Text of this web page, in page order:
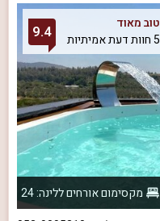
טוב מאוד
5 חוות דעת אמיתיות
9.4
מקסימום אורחים ללינה: 24